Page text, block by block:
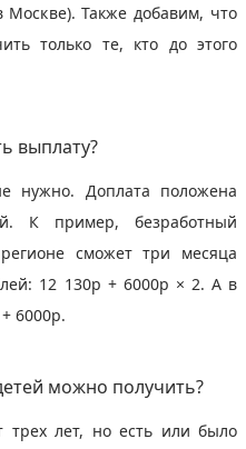
Также добавим, что
только те, кто до этого
выплату?
нужно. Доплата положена
К пример, безработный
сможет три месяца
12 130р + 6000р × 2. А в
6000р.
можно получить?
лет, но есть или было